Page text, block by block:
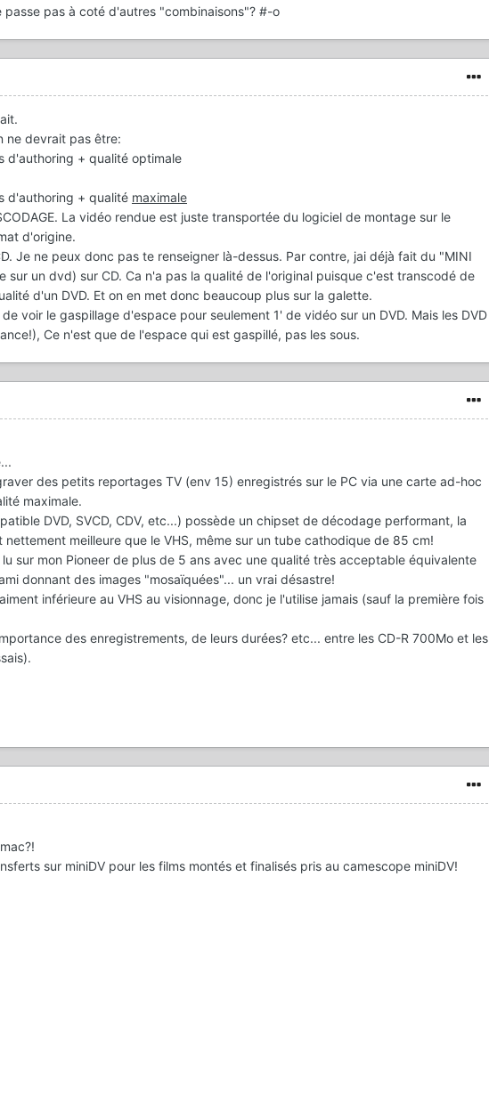
pas à coté d'autres "combinaisons"? #-o
ne devrait pas être:
d'authoring + qualité optimale
d'authoring + qualité maximale
La vidéo rendue est juste transportée du logiciel de montage sur le
d'origine.
Je ne peux donc pas te renseigner là-dessus. Par contre, jai déjà fait du "MINI
sur un dvd) sur CD. Ca n'a pas la qualité de l'original puisque c'est transcodé de
d'un DVD. Et on en met donc beaucoup plus sur la galette.
voir le gaspillage d'espace pour seulement 1' de vidéo sur un DVD. Mais les DVD
Ce n'est que de l'espace qui est gaspillé, pas les sous.
des petits reportages TV (env 15) enregistrés sur le PC via une carte ad-hoc
maximale.
DVD, SVCD, CDV, etc...) possède un chipset de décodage performant, la
meilleure que le VHS, même sur un tube cathodique de 85 cm!
sur mon Pioneer de plus de 5 ans avec une qualité très acceptable équivalente
donnant des images "mosaïquées"... un vrai désastre!
inférieure au VHS au visionnage, donc je l'utilise jamais (sauf la première fois
des enregistrements, de leurs durées? etc... entre les CD-R 700Mo et les
sur miniDV pour les films montés et finalisés pris au camescope miniDV!